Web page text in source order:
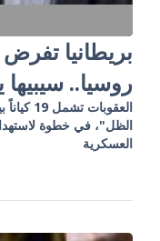
بريطانيا
روسيا.. سيبيها
الظل"، في خطوة
العسكرية